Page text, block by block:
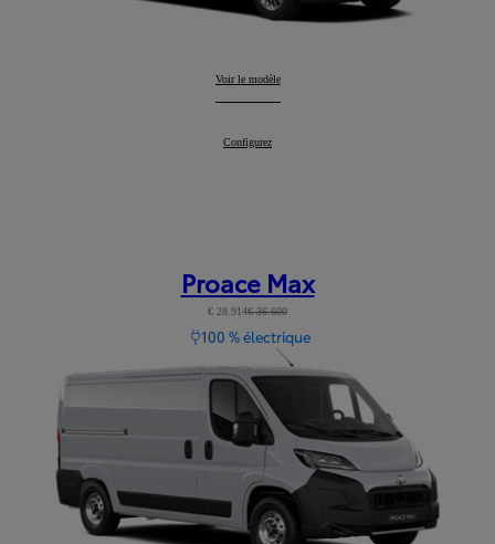
PROACE VERSO
Voir le modèle
PROACE VERSO
Configurez
Proace Max
€ 28.914€ 36.600
100 % électrique